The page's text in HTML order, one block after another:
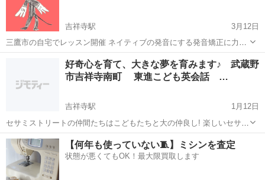
吉祥寺駅
3月12日
三鷹市の自宅でレッスン開催 ネイティブの発音にする発音矯正に力を
いれています。 海外生活で実践的な英会話を学んでいきます。 対象：
こんな皆さんにおすすめです。 ネイティブスピーカーを目指す、英語
が大好き！...
吉祥寺駅 英語 ネイティブスピーカー
好奇心を育て、大きな夢を育みます♪ 武蔵野
市吉祥寺南町 東進こども英会話 …
吉祥寺駅
1月12日
セサミストリートの仲間たちはこどもたちと大の仲良し! 楽しいセサミ
ストリートの映像を使った最新のプログラムがこども達の好奇心を育
て、大きな夢を育みます♪ ◆英語・英会話教室の名前：東進こども英
会話 吉祥寺南教室 ...
東京 武蔵野市 吉祥寺駅 英語
【何年も使っていない🧵】ミシンを査定
状態が悪くてもOK！最大限買取します